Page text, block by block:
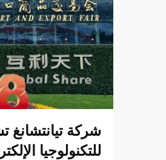
شركة تيانتشانغ
للتكنولوجيا